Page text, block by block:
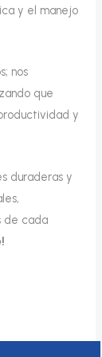
y el manejo
nos
que
y
duraderas y
de cada